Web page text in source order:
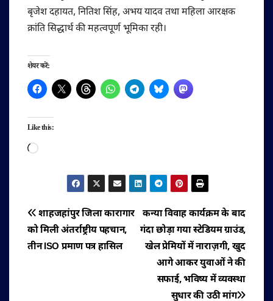
बृजेश दहायत, नितिश सिंह, अभय यादव तथा महिला आरक्षक
क्रांति सिद्धार्थ की महत्वपूर्ण भूमिका रही।
शेयर करें:
Like this:
Loading…
पोस्ट
नेविगेशन
कन्या विवाह कार्यक्रम के बाद
गंदा छोड़ा गया स्टेडियम ग्राउंड,
खेल प्रेमियों में नाराज़गी, खुद
आगे आकर युवाओं ने की
सफाई, भविष्य में व्यवस्था
सुधार की उठी मांग
शाहजहांपुर जिला कारागार
को मिली अंतर्राष्ट्रीय पहचान,
तीन ISO प्रमाण पत्र हासिल